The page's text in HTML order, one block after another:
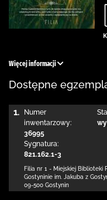
Więcej informacji
Dostępne
1.
Numer
inwentarzowy:
36995
Sygnatura:
821.162.1-3
Filia nr 1 - Miejskiej Biblioteki
Gostyninie im. Jakuba z
09-500 Gostynin